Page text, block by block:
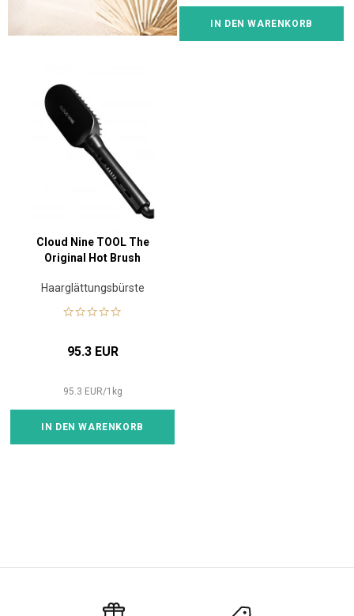
IN DEN WARENKORB
Cloud Nine TOOL The
Original Hot Brush
Haarglättungsbürste
95.3 EUR
95.3 EUR/1 kg
IN DEN WARENKORB